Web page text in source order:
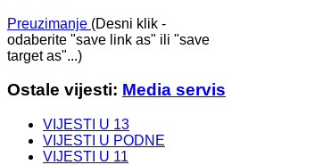
Preuzimanje (Desni klik -
odaberite "save link as" ili "save
target as"...)
Ostale vijesti: Media servis
VIJESTI U 13
VIJESTI U PODNE
VIJESTI U 11